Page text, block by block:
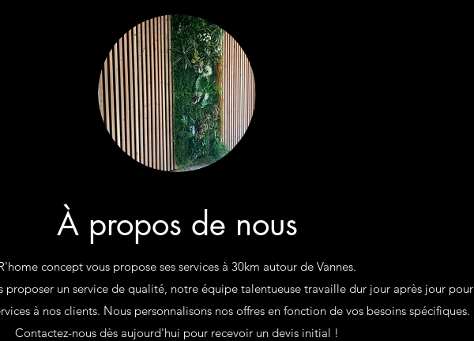
À propos de nous
concept vous propose ses services à 30km autour de Vannes.
proposer un service de qualité, notre équipe talentueuse travaille dur jour après jour pour
à nos clients. Nous personnalisons nos offres en fonction de vos besoins spécifiques.
Contactez-nous dès aujourd'hui pour recevoir un devis initial !